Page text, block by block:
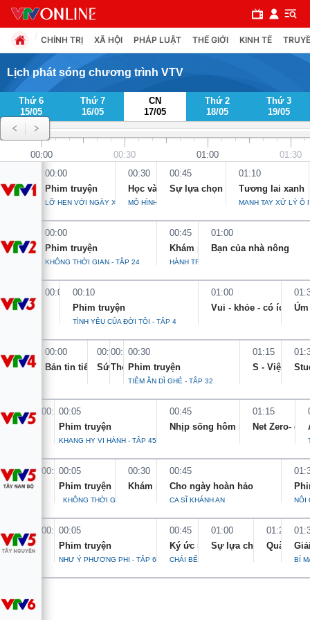
Chuyên mục
Chính trị
Xã hội
Pháp luật
Y tế
Thế giới
Thế giới đó đây
Câu chuyện quốc tế
Kinh tế
Tài chính
Thị trường
Góc doanh nghiệp
Truyền hình
Phim VTV
Hậu trường
Nhân vật
Khán giả
Giải sao mai
Giải trí
Điện ảnh
Âm nhạc
Sao
Đời sống
Du lịch
Làm đẹp
Giáo dục
Học trực tuyến
Công nghệ
Hitech Công nghệ tương lai
CHÍNH TRỊ XÃ HỘI PHÁP LUẬT THẾ GIỚI KINH TẾ
Lịch phát sóng chương trình VTV
Thứ 6
15/05
Thứ 7
16/05
CN
17/05
Thứ 2
18/05
Thứ 3
19/05
00:00 00:30 01:00
01:30
00:00
Phim truyện
LỠ HẸN VỚI NGÀY XANH - TẬP 20
00:30
Học và làm theo Bác
MÔ HÌNH “VINH DANH DƯỚI LÁ CỜ”
00:45
Sự lựa chọn
01:10
Tương lai xanh
MẠNH TAY XỬ LÝ Ô
00:00
Phim truyện
KHÔNG THỜI GIAN - TẬP 24
00:45
Khám phá Việt Nam
HÀNH TRÌNH VỀ ĐẤT TỔ
01:00
Bạn của nhà nông
00:00
00:10
Phim truyện
TÌNH YÊU CỦA ĐỜI TÔI - TẬP 4
01:00
Vui - khỏe - có ích
00:00
Bản tin tiếng Việt 0h
00:20
Sức sống thể thao
00:25
Thời tiết du lịch
00:30
Phim truyện
TIỆM ĂN DÌ GHẺ - TẬP 32
01:15
S - Việt Nam
00:0000:05
Phim truyện
KHANG HY VI HÀNH - TẬP 45
00:45
Nhịp sống hôm nay
01:15
Net Zero-
00:0000:05
Phim truyện
KHÔNG THỜI GIAN - TẬP 4
00:30
Khám phá Việt Nam
00:45
Cho ngày hoàn hảo
CA SĨ KHÁNH AN NỘI
00:0000:05
Phim truyện
NHƯ Ý PHƯƠNG PHI - TẬP 6
00:45
Ký ức miền Tây
CHÁI BẾP SAU NHÀ
01:00
Sự lựa chọn
01:20
Quà tặng
BÍ